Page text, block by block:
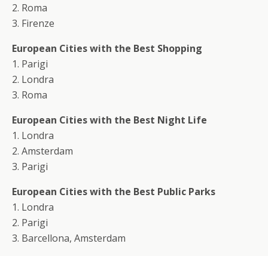
2. Roma
3. Firenze
European Cities with the Best Shopping
1. Parigi
2. Londra
3. Roma
European Cities with the Best Night Life
1. Londra
2. Amsterdam
3. Parigi
European Cities with the Best Public Parks
1. Londra
2. Parigi
3. Barcellona, Amsterdam